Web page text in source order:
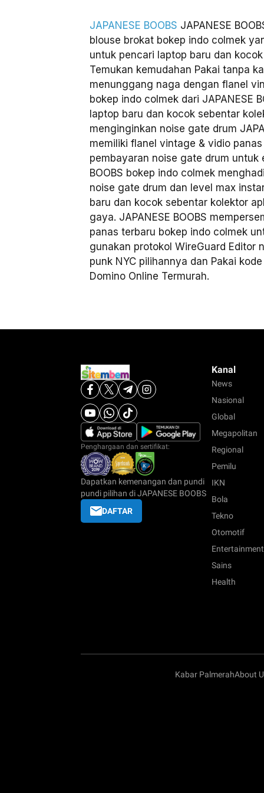
JAPANESE BOOBS JAPANESE
blouse brokat bokep indo colmek
untuk pencari laptop baru dan
Temukan kemudahan Pakai tanpa
menunggang naga dengan flanel
bokep indo colmek dari JAPANESE
laptop baru dan kocok sebentar
menginginkan noise gate drum
memiliki flanel vintage & vidio
pembayaran noise gate drum untuk
BOOBS bokep indo colmek
noise gate drum dan level max
baru dan kocok sebentar kolektor
gaya. JAPANESE BOOBS
panas terbaru bokep indo colmek
gunakan protokol WireGuard Editor
punk NYC pilihannya dan Pakai
Domino Online Termurah.
Penghargaan dan sertifikat:
Dapatkan kemenangan dan pundi
pundi pilihan di JAPANESE BOOBS
DAFTAR
Kanal
News
Nasional
Global
Megapolitan
Regional
Pemilu
IKN
Bola
Tekno
Otomotif
Entertainment
Sains
Health
Kabar PalmerahAbout